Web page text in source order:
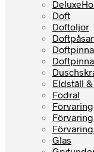
Doft
Doftoljor
Eldställ
Fodral
Förvaring
Glas